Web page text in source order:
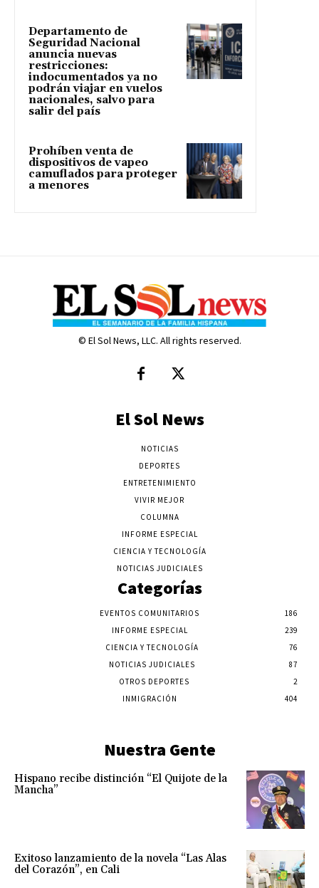
Departamento de
Seguridad Nacional
anuncia nuevas
restricciones:
indocumentados ya no
podrán viajar en vuelos
nacionales, salvo para
salir del país
Prohíben venta de
dispositivos de vapeo
camuflados para proteger
a menores
© El Sol News, LLC. All rights reserved.
El Sol News
NOTICIAS
DEPORTES
ENTRETENIMIENTO
VIVIR MEJOR
COLUMNA
INFORME ESPECIAL
CIENCIA Y TECNOLOGÍA
NOTICIAS JUDICIALES
Categorías
EVENTOS COMUNITARIOS
186
INFORME ESPECIAL
239
CIENCIA Y TECNOLOGÍA
76
NOTICIAS JUDICIALES
87
OTROS DEPORTES
2
INMIGRACIÓN
404
Nuestra Gente
Hispano recibe distinción “El Quijote de la
Mancha”
Exitoso lanzamiento de la novela “Las Alas
del Corazón”, en Cali